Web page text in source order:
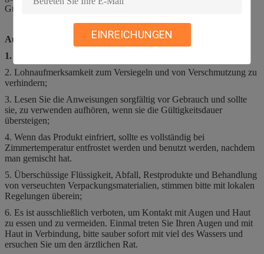
EINREICHUNGEN
Gültigkeitszeitraum ist 60 Tage.
Aufmerksamkeit
1.
2. Lohnaufmerksamkeit zum Versiegeln und von Verschmutzung zu
verhindern;
3. Lesen Sie die Anweisungen sorgfältig vor Gebrauch und sollte
sie, zu verwenden aufhören, wenn sie die Gültigkeitsdauer
übersteigen;
4. Wenn das Produkt einfriert, sollte es vollständig bei
Zimmertemperatur entfrostet werden und benutzt werden, nachdem
man gemischt hat.
5. Überschüssige Flüssigkeit, Abfall, Restprodukte und Behandlung
von verseuchten Verpackungsmaterialien, stimmen bitte mit lokalen
Regelungen überein;
6. Es ist ausschließlich verboten, um Kontakt mit Augen und Haut
zu essen und zu vermeiden. Einmal treten Sie Ihren Augen und mit
Haut in Verbindung, bitte sauber sofort mit viel des Wassers und
ersuchen Sie um den ärztlichen Rat.